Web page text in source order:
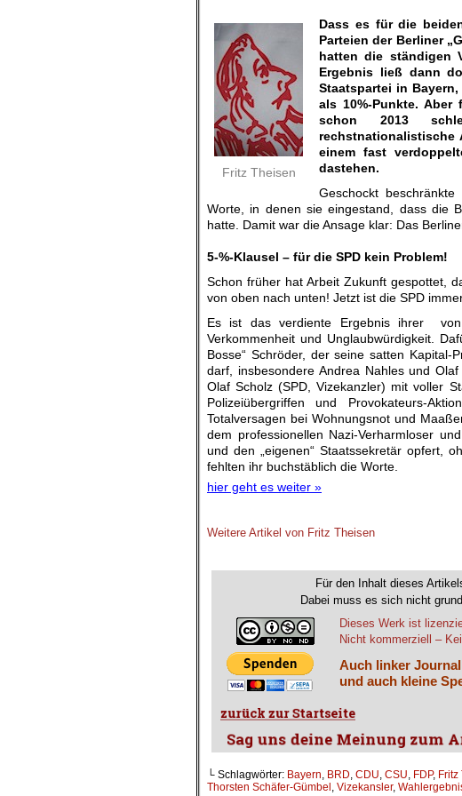
Fritz Theisen
Dass es für die
Parteien der Berliner
hatten die ständigen
Ergebnis ließ dann
Staatspartei in
als 10%-Punkte.
schon 2013
rechstnationalistische
einem fast
dastehen.
Geschockt
Worte, in denen sie eingestand, dass die
hatte. Damit war die Ansage klar: Das
5-%-Klausel – für die SPD kein Problem!
Schon früher hat Arbeit Zukunft gespottet,
von oben nach unten! Jetzt ist die SPD
Es ist das verdiente Ergebnis ihrer von
Verkommenheit und Unglaubwürdigkeit.
Bosse“ Schröder, der seine satten Kapital-
darf, insbesondere Andrea Nahles und
Olaf Scholz (SPD, Vizekanzler) mit voller
Polizeiübergriffen und Provokateurs-
Totalversagen bei Wohnungsnot und
dem professionellen Nazi-Verharmloser
und den „eigenen“ Staatssekretär opfert,
fehlten ihr buchstäblich die Worte.
hier geht es weiter »
Weitere Artikel von Fritz Theisen
Für den Inhalt dieses
Dabei muss es sich nicht
Dieses Werk ist
Nicht kommerziell –
Auch linker
und auch kleine
└ Schlagwörter: Bayern, BRD, CDU, CSU, FDP, Fritz
Thorsten Schäfer-Gümbel , Vizekansler,